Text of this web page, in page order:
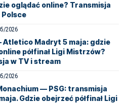
oglądać online? Transmisja
Polsce
2026
Atletico Madryt 5 maja: gdzie
półfinał Ligi Mistrzów?
w TV i stream
2026
— PSG: transmisja
Gdzie obejrzeć półfinał Ligi